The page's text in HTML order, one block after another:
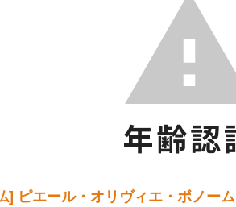
] ピエール・オリヴィエ・ボノー